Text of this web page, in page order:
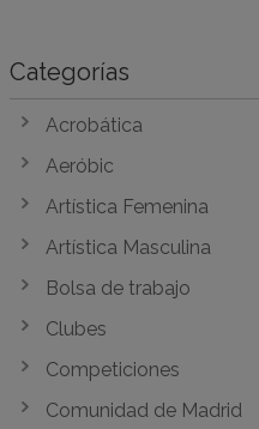
Categorías
Acrobática
Aeróbic
Artística Femenina
Artística Masculina
Bolsa de trabajo
Clubes
Competiciones
Comunidad de Madrid